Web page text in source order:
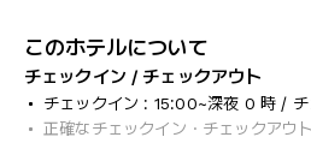
このホテルについて
チェックイン / チェックアウト
チェックイン : 15:00~深夜 0 時 /
正確なチェックイン・チェックアウ